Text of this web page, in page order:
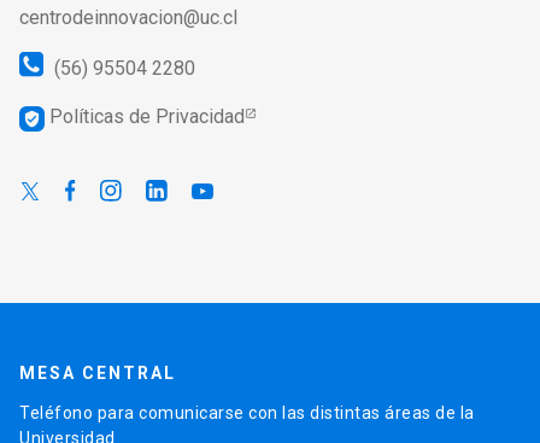
centrodeinnovacion@uc.cl
(56) 95504 2280
verified_user Políticas de Privacidad
MESA CENTRAL
Teléfono para comunicarse con las distintas áreas de la
Universidad.